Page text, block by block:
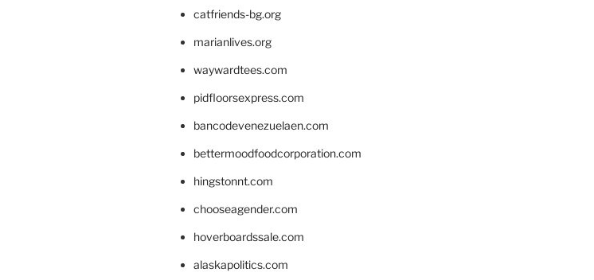
catfriends-bg.org
marianlives.org
waywardtees.com
pidfloorsexpress.com
bancodevenezuelaen.com
bettermoodfoodcorporation.com
hingstonnt.com
chooseagender.com
hoverboardssale.com
alaskapolitics.com